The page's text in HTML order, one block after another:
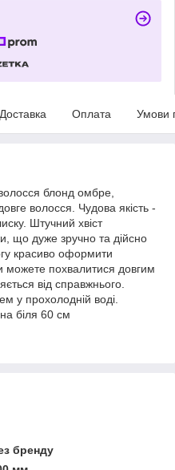
Доставка Оплата Умови
блонд омбре,
волосся. Чудова якість -
Штучний хвіст
що дуже зручно та дійсно
красиво оформити
можете похвалитися довгим
від справжнього.
у прохолодній воді.
біля 60 см
бренду